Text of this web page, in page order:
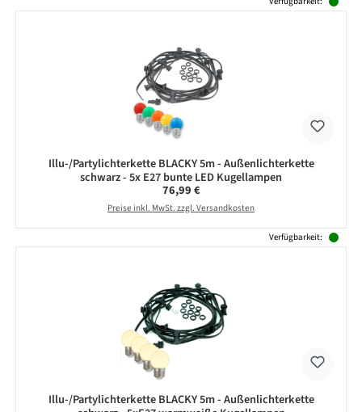
Illu-/Partylichterkette BLACKY 5m - Außenlichterkette
schwarz - 5x E27 bunte LED Kugellampen
Regulärer Preis:
76,99 €
Preise inkl. MwSt. zzgl. Versandkosten
Verfügbarkeit:
Illu-/Partylichterkette BLACKY 5m - Außenlichterkette